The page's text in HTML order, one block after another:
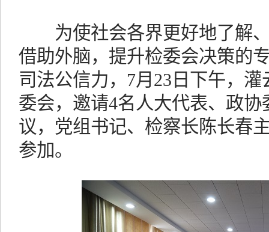
为使社会各界更好地了解、
借助外脑，提升检委会决策的
司法公信力，7月23日下午，
委会，邀请4名人大代表、政
议，党组书记、检察长陈长春
参加。